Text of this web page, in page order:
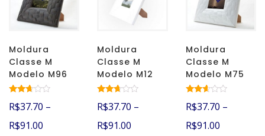
Moldura
Classe M
Modelo M96
ção
de 5
R$37.70 –
R$91.00
Moldura
Classe M
Modelo M12
ção
de 5
R$37.70 –
R$91.00
Moldura
Classe M
Modelo M75
ção
de 5
R$37.70 –
R$91.00